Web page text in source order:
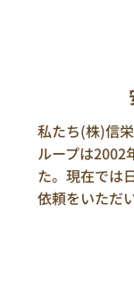
私たち(株)信
ループは2002
た。現在では
依頼をいただ